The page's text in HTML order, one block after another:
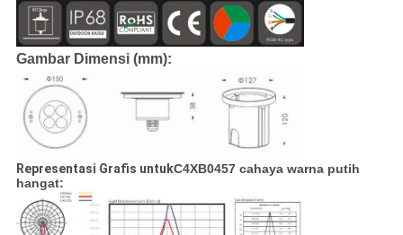
Gambar Dimensi (mm):
Representasi Grafis untukC4XB0457 cahaya warna putih
hangat: